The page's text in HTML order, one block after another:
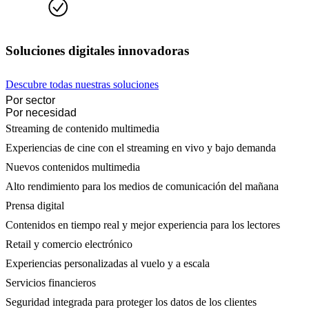
Soluciones digitales innovadoras
Descubre todas nuestras soluciones
Por sector
Por necesidad
Streaming de contenido multimedia
Experiencias de cine con el streaming en vivo y bajo demanda
Nuevos contenidos multimedia
Alto rendimiento para los medios de comunicación del mañana
Prensa digital
Contenidos en tiempo real y mejor experiencia para los lectores
Retail y comercio electrónico
Experiencias personalizadas al vuelo y a escala
Servicios financieros
Seguridad integrada para proteger los datos de los clientes